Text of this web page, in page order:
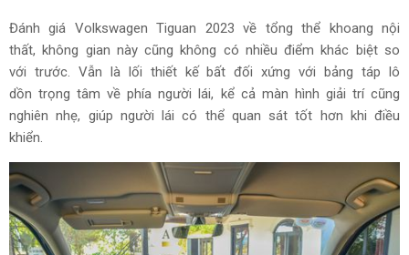
Đánh giá Volkswagen Tiguan 2023 về tổng thể khoang nội
thất, không gian này cũng không có nhiều điểm khác biệt so
với trước. Vẫn là lối thiết kế bất đối xứng với bảng táp lô
dồn trọng tâm về phía người lái, kể cả màn hình giải trí cũng
nghiên nhẹ, giúp người lái có thể quan sát tốt hơn khi điều
khiển.